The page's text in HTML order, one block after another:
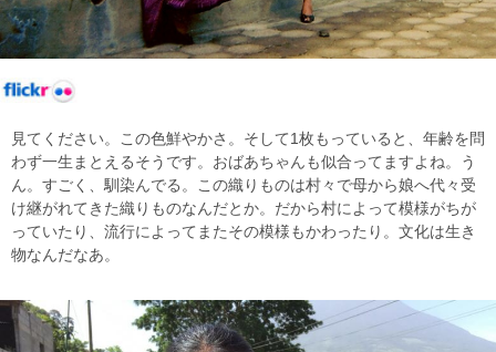
見てください。この色鮮やかさ。そして1枚もっていると、年齢を問
わず一生まとえるそうです。おばあちゃんも似合ってますよね。う
ん。すごく、馴染んでる。この織りものは村々で母から娘へ代々受
け継がれてきた織りものなんだとか。だから村によって模様がちが
っていたり、流行によってまたその模様もかわったり。文化は生き
物なんだなあ。